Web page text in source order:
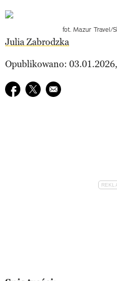
fot. Mazur Travel/
Julia Zabrodzka
Opublikowano:
Udostępnij na facebook
Udostępnij na twitter
E-mail do